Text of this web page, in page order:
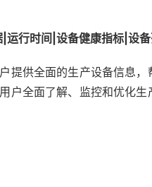
运行时间|设备健康指标|设
提供全面的生产设备信息
户全面了解、监控和优化